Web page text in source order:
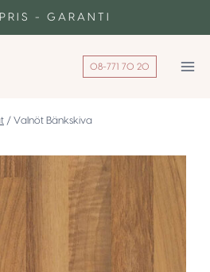
- GARANTI
08-771 70 20
/ Valnöt Bänkskiva